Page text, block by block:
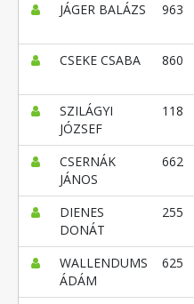
JÁGER BALÁZS 963
CSEKE CSABA 860
SZILÁGYI
JÓZSEF
118
CSERNÁK
JÁNOS
662
DIENES
DONÁT
255
WALLENDUMS
ÁDÁM
625